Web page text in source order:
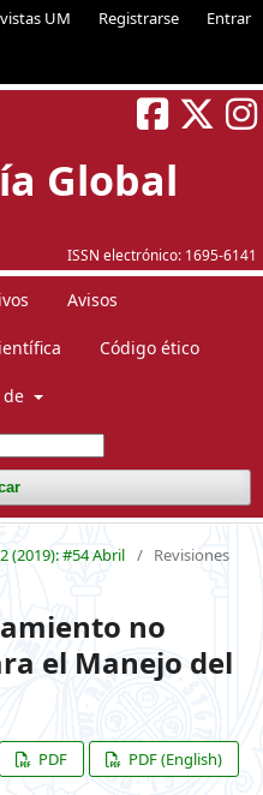
UM Registrarse Entrar
ISSN electrónico: 1695-6141
Global
Avisos
Código ético
de
(2019): #54 Abril / Revisiones
no
el Manejo del
PDF PDF (English)